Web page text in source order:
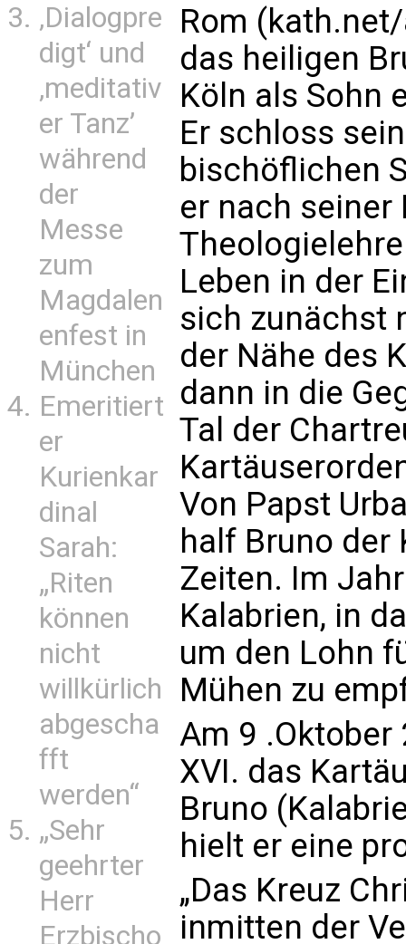
‚Dialogpre
digt‘ und
‚meditativ
er Tanz’
während
der
Messe
zum
Magdalen
enfest in
München
Emeritiert
er
Kurienkar
dinal
Sarah:
„Riten
können
nicht
willkürlich
abgescha
fft
werden“
„Sehr
geehrter
Herr
Erzbischo
Rom
das heiligen
Köln als Sohn
Er schloss
bischöflichen
er nach seiner
Leben in der
sich zunächst
der Nähe des
dann in die
Tal der
Von Papst
half Bruno
Zeiten. Im
Kalabrien, in
um den Lohn
Mühen zu
Am 9
XVI. das
Bruno
hielt er eine
„Das Kreuz
inmitten der